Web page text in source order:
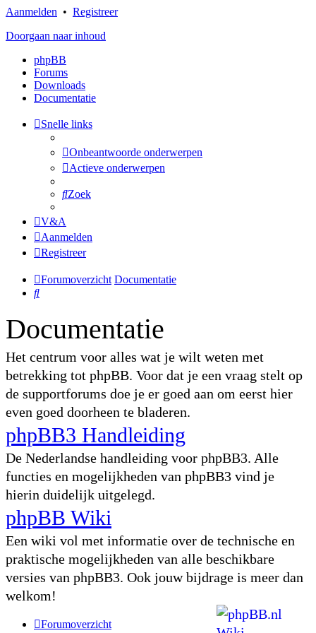
Aanmelden • Registreer
Doorgaan naar inhoud
phpBB
Forums
Downloads
Documentatie
Snelle links
Onbeantwoorde onderwerpen
Actieve onderwerpen
Zoek
V&A
Aanmelden
Registreer
Forumoverzicht Documentatie
Zoek
Documentatie
Het centrum voor alles wat je wilt weten met
betrekking tot phpBB. Voor dat je een vraag stelt op
de supportforums doe je er goed aan om eerst hier
even goed doorheen te bladeren.
phpBB3 Handleiding
De Nederlandse handleiding voor phpBB3. Alle
functies en mogelijkheden van phpBB3 vind je
hierin duidelijk uitgelegd.
phpBB Wiki
Een wiki vol met informatie over de technische en
praktische mogelijkheden van alle beschikbare
versies van phpBB3. Ook jouw bijdrage is meer dan
welkom!
Forumoverzicht